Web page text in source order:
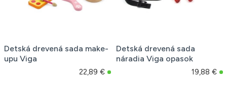
Detská drevená sada make-
upu Viga
22,89 €
Detská drevená sada
náradia Viga opasok
19,88 €